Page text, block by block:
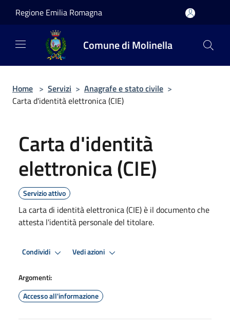
Regione Emilia Romagna
Comune di Molinella
Home > Servizi > Anagrafe e stato civile >
Carta d'identità elettronica (CIE)
Carta d'identità
elettronica (CIE)
Servizio attivo
La carta di identità elettronica (CIE) è il documento che
attesta l'identità personale del titolare.
Condividi Vedi azioni
Argomenti:
Accesso all'informazione